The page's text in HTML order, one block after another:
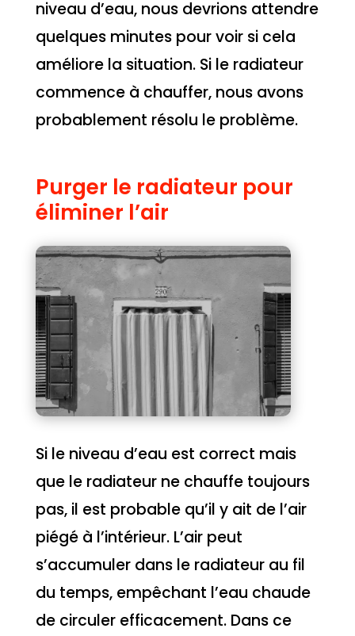
niveau d’eau, nous devrions attendre
quelques minutes pour voir si cela
améliore la situation. Si le radiateur
commence à chauffer, nous avons
probablement résolu le problème.
Purger le radiateur pour
éliminer l’air
Si le niveau d’eau est correct mais
que le radiateur ne chauffe toujours
pas, il est probable qu’il y ait de l’air
piégé à l’intérieur. L’air peut
s’accumuler dans le radiateur au fil
du temps, empêchant l’eau chaude
de circuler efficacement. Dans ce